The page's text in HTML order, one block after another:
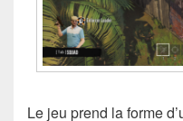
Le jeu prend la forme